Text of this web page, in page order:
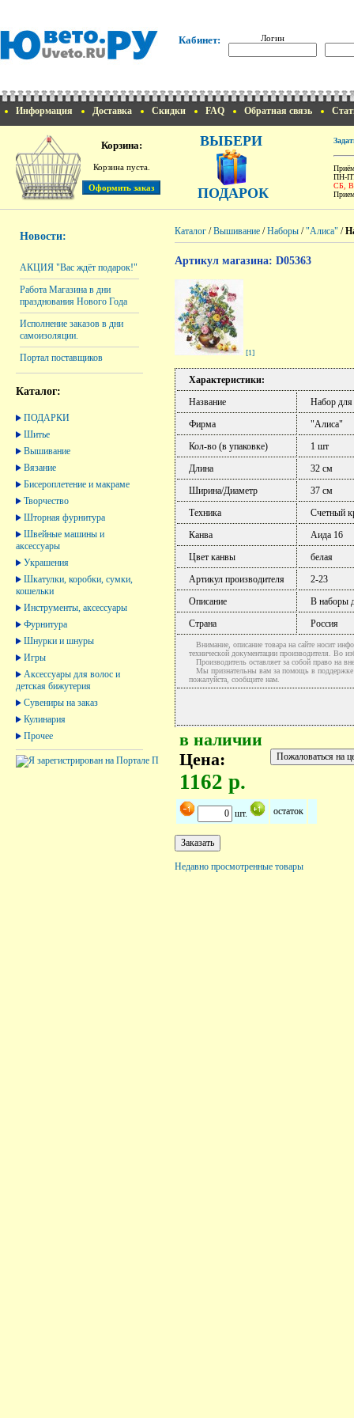
Кабинет: Логин
Информация Доставка Скидки FAQ Обратная связь
Корзина:
Корзина пуста.
ВЫБЕРИ
ПОДАРОК
ПН-
СБ,
Новости:
АКЦИЯ "Вас ждёт подарок!"
Работа Магазина в дни
празднования Нового Года
Исполнение заказов в дни
самоизоляции.
Портал поставщиков
Каталог:
ПОДАРКИ
Шитье
Вышивание
Вязание
Бисероплетение и макраме
Творчество
Шторная фурнитура
Швейные машины и
аксессуары
Украшения
Шкатулки, коробки, сумки,
кошельки
Инструменты, аксессуары
Фурнитура
Шнурки и шнуры
Игры
Аксессуары для волос и
детская бижутерия
Сувениры на заказ
Кулинария
Прочее
Каталог /Вышивание /Наборы /"Алиса" /
Артикул магазина: D05363
[1]
Характеристики:
Название
Набор для
Фирма
"Алиса"
Кол-во (в упаковке)
1 шт
Длина
32 см
Ширина/Диаметр
37 см
Техника
Счетный
Канва
Аида 16
Цвет канвы
белая
Артикул производителя
2-23
Описание
В наборы
Страна
Россия
Внимание, описание товара на сайте носит
технической документации производителя. Во
Производитель оставляет за собой право на
Мы признательны вам за помощь в поддержке
пожалуйста, сообщите нам.
в наличии
Цена:
1162 р.
шт. остаток
Недавно просмотренные товары